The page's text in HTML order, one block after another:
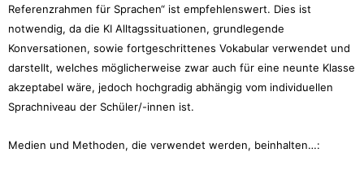
Referenzrahmen für Sprachen“ ist empfehlenswert. Dies ist
notwendig, da die KI Alltagssituationen, grundlegende
Konversationen, sowie fortgeschrittenes Vokabular verwendet und
darstellt, welches möglicherweise zwar auch für eine neunte Klasse
akzeptabel wäre, jedoch hochgradig abhängig vom individuellen
Sprachniveau der Schüler/-innen ist.
Medien und Methoden, die verwendet werden, beinhalten…: